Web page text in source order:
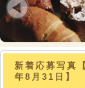
新着応募写真
年8月31日】